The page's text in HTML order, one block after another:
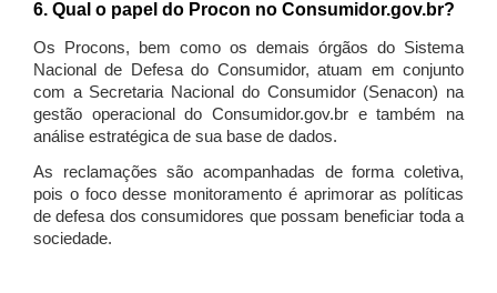
6. Qual o papel do Procon no Consumidor.gov.br?
Os Procons, bem como os demais órgãos do Sistema
Nacional de Defesa do Consumidor, atuam em conjunto
com a Secretaria Nacional do Consumidor (Senacon) na
gestão operacional do Consumidor.gov.br e também na
análise estratégica de sua base de dados.
As reclamações são acompanhadas de forma coletiva,
pois o foco desse monitoramento é aprimorar as políticas
de defesa dos consumidores que possam beneficiar toda a
sociedade.